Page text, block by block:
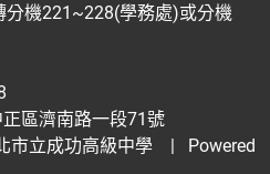
機221~228(學務處)或分機
區濟南路一段71號
市立成功高級中學
| Powered